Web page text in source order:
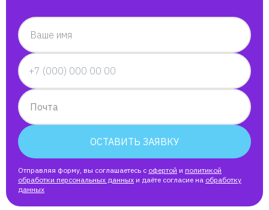
Ваше имя
Почта
ОСТАВИТЬ ЗАЯВКУ
Отправляя форму, вы соглашаетесь с офертой и политикой
обработки персональных данных и даёте согласие на обработку
данных